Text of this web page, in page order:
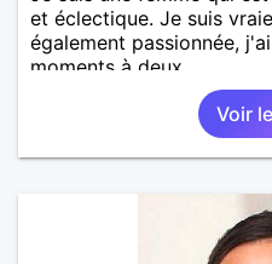
et éclectique. Je suis
également passionnée,
moments à deux.
Voir